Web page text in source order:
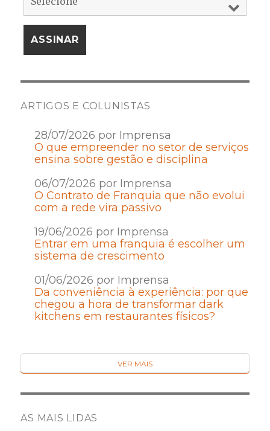
ARTIGOS E COLUNISTAS
28/07/2026 por Imprensa
O que empreender no setor de serviços
ensina sobre gestão e disciplina
06/07/2026 por Imprensa
O Contrato de Franquia que não evolui
com a rede vira passivo
19/06/2026 por Imprensa
Entrar em uma franquia é escolher um
sistema de crescimento
01/06/2026 por Imprensa
Da conveniência à experiência: por que
chegou a hora de transformar dark
kitchens em restaurantes físicos?
VER MAIS
AS MAIS LIDAS